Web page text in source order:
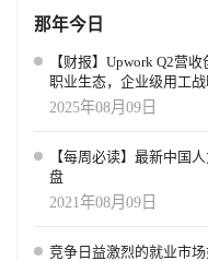
那年今日
【财报】Upwork Q2营
职业生态，企业级用工
2025年08月09日
【每周必读】最新中国
盘
2021年08月09日
竞争日益激烈的就业市